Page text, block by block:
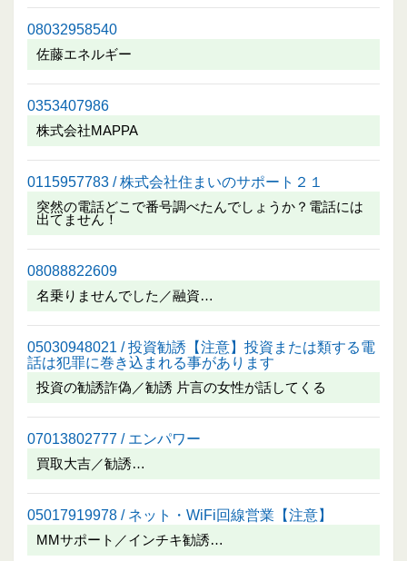
08032958540
佐藤エネルギー
0353407986
株式会社MAPPA
0115957783 / 株式会社住まいのサポート２１
突然の電話どこで番号調べたんでしょうか？電話には
出てません！
08088822609
名乗りませんでした／融資…
05030948021 / 投資勧誘【注意】投資または類する電
話は犯罪に巻き込まれる事があります
投資の勧誘詐偽／勧誘 片言の女性が話してくる
07013802777 / エンパワー
買取大吉／勧誘…
05017919978 / ネット・WiFi回線営業【注意】
MMサポート／インチキ勧誘…